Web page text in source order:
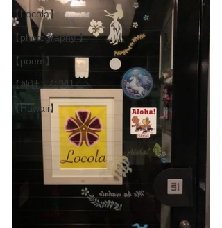
【Locola】
【photography 】
【poem】
【神社・仏閣】
【Hawaii】